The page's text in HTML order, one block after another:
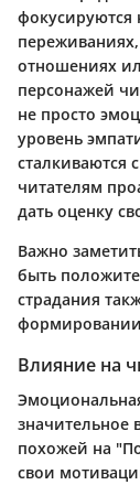
фокусируются
отношениях
персонажей
не просто
уровень
сталкиваются
читателям
дать оценку
Важно
быть
страдания
Влияние на
значительное
похожей на
свои